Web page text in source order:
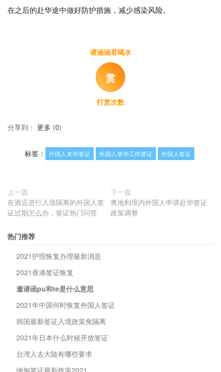
在之后的赴华途中做好防护措施，减少感染风险。
请涵涵君喝水
赏
打赏次数
分享到： 更多 (0)
标签： 外国人来华签证 外国人来华工作签证 外国人签证
上一篇
在酒店进行入境隔离的外国人签
证过期怎么办，签证热门问答
下一篇
奥地利境内外国人申请赴华签证
政策调整
热门推荐
2021护照恢复办理最新消息
2021香港签证恢复
邀请函pu和te是什么意思
2021年中国何时恢复外国人签证
韩国最新签证入境政策免隔离
2021年日本什么时候开放签证
台湾人去大陆有哪些要求
缅甸签证最新政策2021